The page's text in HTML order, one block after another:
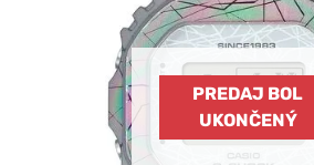
PREDAJ BOL
UKONČENÝ